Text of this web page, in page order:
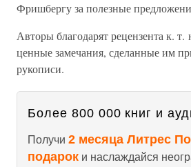
Фришбергу за полезные
Авторы благодарят рецензента к.
ценные замечания, сделанные им
рукописи.
Более 800 000 книг и
Получи 2 месяца Литрес
подарок и наслаждайся